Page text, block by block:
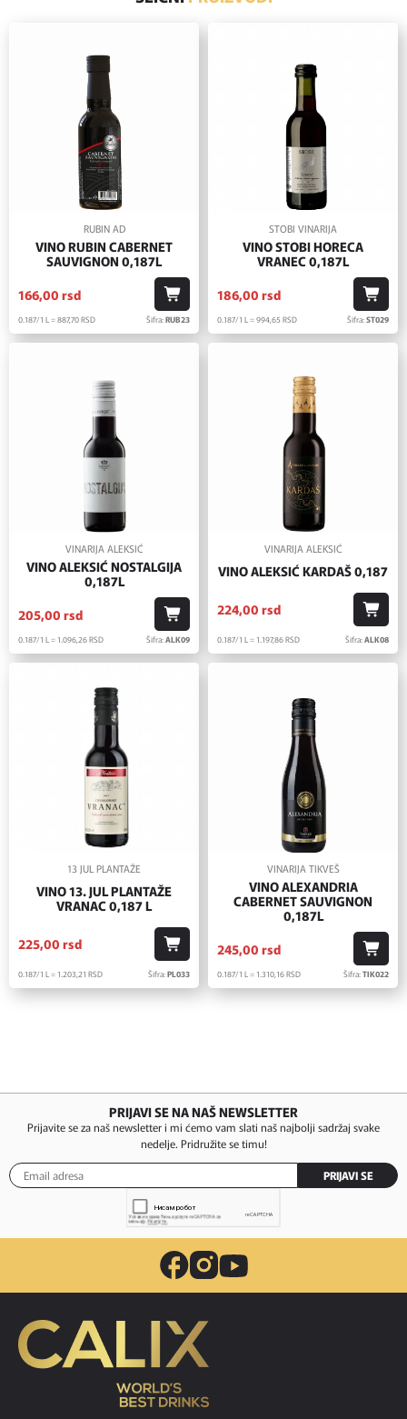
RUBIN AD
VINO RUBIN CABERNET
SAUVIGNON 0,187L
166,00 rsd
0.187/1 L = 887,70RSD Šifra:RUB23
STOBI VINARIJA
VINO STOBI HORECA
VRANEC 0,187L
186,00 rsd
0.187/1 L = 994,65 RSD Šifra:ST029
VINARIJA ALEKSIĆ
VINO ALEKSIĆ NOSTALGIJA
0,187L
205,00 rsd
0.187/1 L = 1.096,26RSD Šifra:ALK09
VINARIJA ALEKSIĆ
VINO ALEKSIĆ KARDAŠ 0,187
224,00 rsd
0.187/1 L = 1.197,86RSD Šifra:ALK08
13 JUL PLANTAŽE
VINO 13. JUL PLANTAŽE
VRANAC 0,187 L
225,00 rsd
0.187/1 L = 1.203,21 RSD Šifra:PL033
VINARIJA TIKVEŠ
VINO ALEXANDRIA
CABERNET SAUVIGNON
0,187L
245,00 rsd
0.187/1 L = 1.310,16RSD Šifra:TIK022
PRIJAVI SE NA NAŠ NEWSLETTER
Prijavite se za naš newsletter i mi ćemo vam slati naš najbolji sadržaj svake
nedelje. Pridružite se timu!
PRIJAVI SE